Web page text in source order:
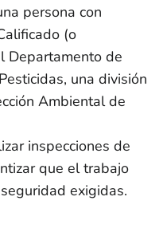
persona con
(o
Departamento de
una división
Ambiental de
inspecciones de
que el trabajo
exigidas.